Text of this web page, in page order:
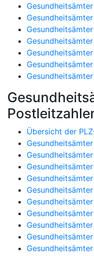
Übersicht der